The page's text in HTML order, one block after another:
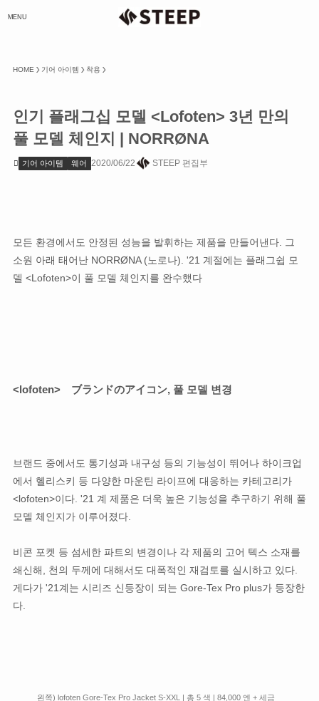
MENU
HOME 기어 아이템 착용
인기 플래그십 모델 <Lofoten> 3년 만의
풀 모델 체인지 | NORRØNA
기어 아이템 웨어 2020/06/22 STEEP 편집부
모든 환경에서도 안정된 성능을 발휘하는 제품을 만들어낸다. 그
소원 아래 태어난 NORRØNA (노로나). '21 계절에는 플래그쉽 모
델 <Lofoten>이 풀 모델 체인지를 완수했다
<lofoten> ブランドのアイコン, 풀 모델 변경
브랜드 중에서도 통기성과 내구성 등의 기능성이 뛰어나 하이크업
에서 헬리스키 등 다양한 마운틴 라이프에 대응하는 카테고리가
<lofoten>이다. '21 계 제품은 더욱 높은 기능성을 추구하기 위해 풀
모델 체인지가 이루어졌다.
비콘 포켓 등 섬세한 파트의 변경이나 각 제품의 고어 텍스 소재를
쇄신해, 천의 두께에 대해서도 대폭적인 재검토를 실시하고 있다.
게다가 '21계는 시리즈 신등장이 되는 Gore-Tex Pro plus가 등장한
다.
왼쪽) lofoten Gore-Tex Pro Jacket S-XXL | 총 5 색 | 84,000 엔 + 세금